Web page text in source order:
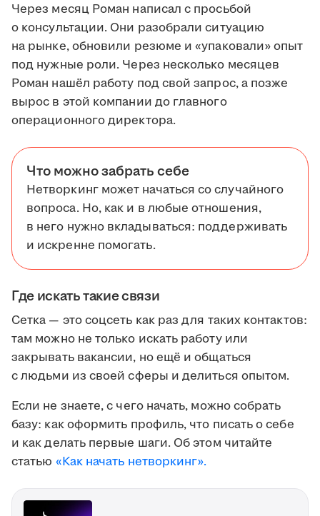
Через месяц Роман написал с просьбой
о консультации. Они разобрали ситуацию
на рынке, обновили резюме и «упаковали» опыт
под нужные роли. Через несколько месяцев
Роман нашёл работу под свой запрос, а позже
вырос в этой компании до главного
операционного директора.
Что можно забрать себе
Нетворкинг может начаться со случайного
вопроса. Но, как и в любые отношения,
в него нужно вкладываться: поддерживать
и искренне помогать.
Где искать такие связи
Сетка — это соцсеть как раз для таких контактов:
там можно не только искать работу или
закрывать вакансии, но ещё и общаться
с людьми из своей сферы и делиться опытом.
Если не знаете, с чего начать, можно собрать
базу: как оформить профиль, что писать о себе
и как делать первые шаги. Об этом читайте
статью «Как начать нетворкинг».